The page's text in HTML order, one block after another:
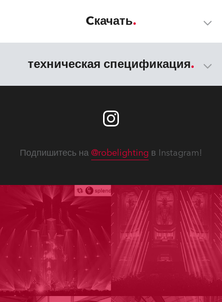
Cкачать
техническая спецификация
Подпишитесь на @robelighting в Instagram!